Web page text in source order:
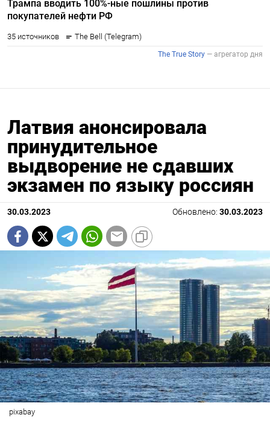
Латвия анонсировала
принудительное
выдворение не сдавших
экзамен по языку россиян
30.03.2023 Обновлено: 30.03.2023
pixabay